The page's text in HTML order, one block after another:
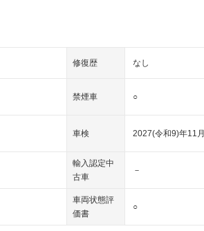
修復歴 なし
禁煙車 ○
車検 2027(令和9)年11月
輸入認定中
古車
－
車両状態評
価書
○